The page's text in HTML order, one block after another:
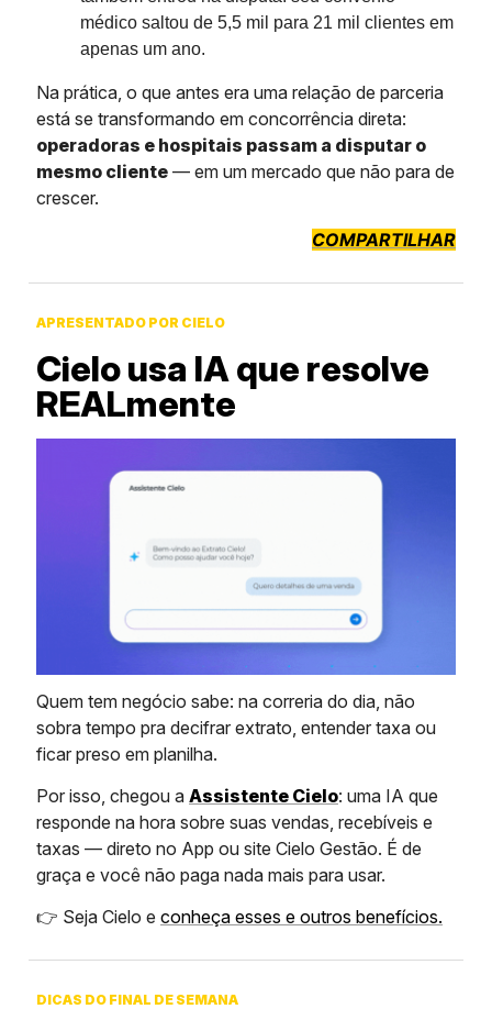
médico saltou de 5,5 mil para 21 mil clientes em
apenas um ano.
Na prática, o que antes era uma relação de parceria
está se transformando em concorrência direta:
operadoras e hospitais passam a disputar o
mesmo cliente — em um mercado que não para de
crescer.
COMPARTILHAR
APRESENTADO POR CIELO
Cielo usa IA que resolve
REALmente
Quem tem negócio sabe: na correria do dia, não
sobra tempo pra decifrar extrato, entender taxa ou
ficar preso em planilha.
Por isso, chegou a Assistente Cielo: uma IA que
responde na hora sobre suas vendas, recebíveis e
taxas — direto no App ou site Cielo Gestão. É de
graça e você não paga nada mais para usar.
👉 Seja Cielo e conheça esses e outros benefícios.
DICAS DO FINAL DE SEMANA